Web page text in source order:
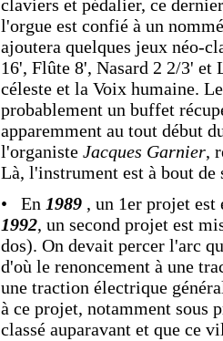
claviers et pédalier, ce
l'orgue est confié à un
ajoutera quelques jeux néo-
16', Flûte 8', Nasard 2 2/3'
céleste et la Voix humaine.
probablement un buffet
apparemment au tout début
l'organiste Jacques Garnier,
Là, l'instrument est à bout de
• En 1989 , un 1er projet est
1992, un second projet est
dos). On devait percer l'arc
d'où le renoncement à une
une traction électrique
à ce projet, notamment sous
classé auparavant et que ce